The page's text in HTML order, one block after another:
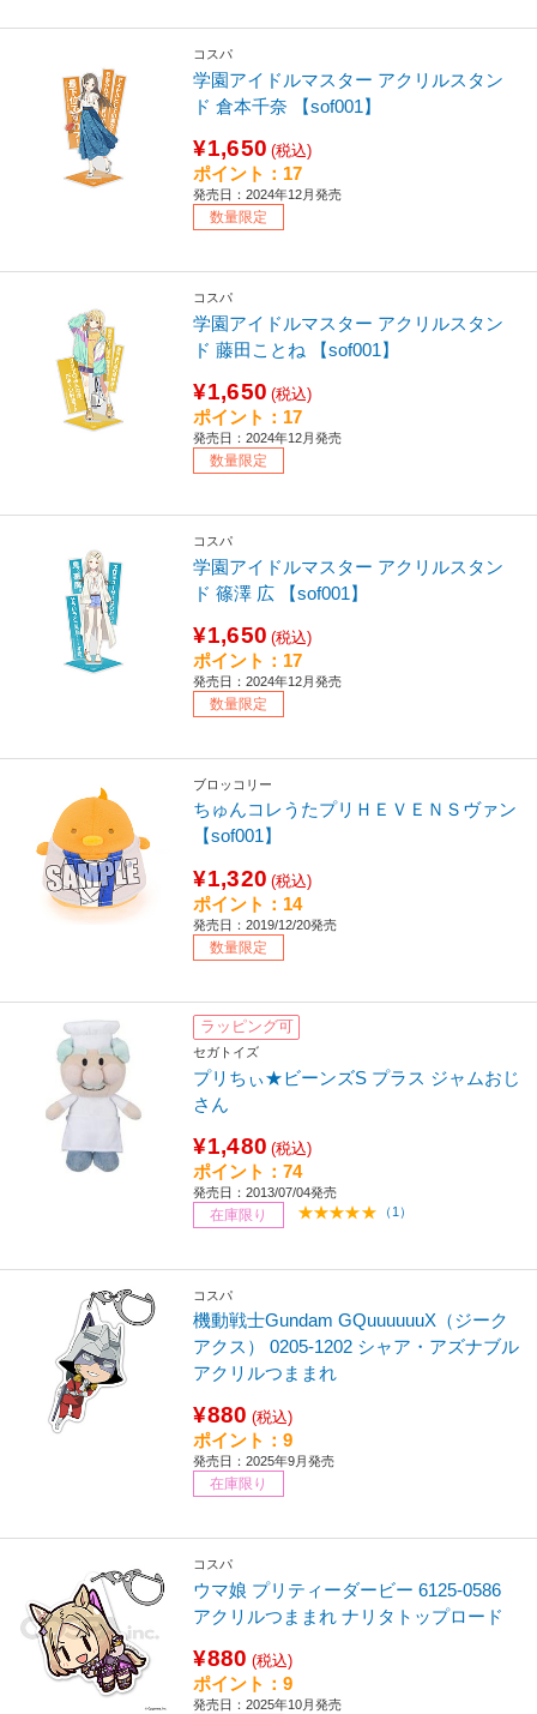
コスパ
学園アイドルマスター アクリルスタン
ド 倉本千奈 【sof001】
¥1,650 (税込)
ポイント：17
発売日：2024年12月発売
数量限定
コスパ
学園アイドルマスター アクリルスタン
ド 藤田ことね 【sof001】
¥1,650 (税込)
ポイント：17
発売日：2024年12月発売
数量限定
コスパ
学園アイドルマスター アクリルスタン
ド 篠澤 広 【sof001】
¥1,650 (税込)
ポイント：17
発売日：2024年12月発売
数量限定
ブロッコリー
ちゅんコレうたプリＨＥＶＥＮＳヴァン
【sof001】
¥1,320 (税込)
ポイント：14
発売日：2019/12/20発売
数量限定
ラッピング可
セガトイズ
プリちぃ★ビーンズS プラス ジャムおじ
さん
¥1,480 (税込)
ポイント：74
発売日：2013/07/04発売
在庫限り （1）
コスパ
機動戦士Gundam GQuuuuuuX（ジーク
アクス） 0205-1202 シャア・アズナブル
アクリルつままれ
¥880 (税込)
ポイント：9
発売日：2025年9月発売
在庫限り
コスパ
ウマ娘 プリティーダービー 6125-0586
アクリルつままれ ナリタトップロード
¥880 (税込)
ポイント：9
発売日：2025年10月発売